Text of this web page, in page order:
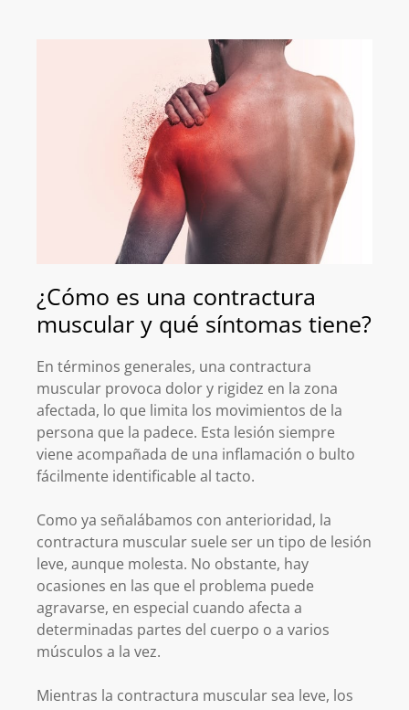
¿Cómo es una contractura
muscular y qué síntomas tiene?
En términos generales, una contractura
muscular provoca dolor y rigidez en la zona
afectada, lo que limita los movimientos de la
persona que la padece. Esta lesión siempre
viene acompañada de una inflamación o bulto
fácilmente identificable al tacto.
Como ya señalábamos con anterioridad, la
contractura muscular suele ser un tipo de lesión
leve, aunque molesta. No obstante, hay
ocasiones en las que el problema puede
agravarse, en especial cuando afecta a
determinadas partes del cuerpo o a varios
músculos a la vez.
Mientras la contractura muscular sea leve, los